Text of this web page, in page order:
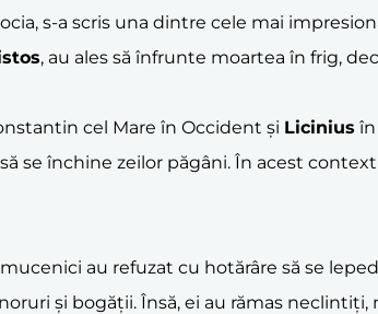
s-a scris una dintre cele mai
, au ales să înfrunte moartea în frig,
cel Mare în Occident și Licinius
se închine zeilor păgâni. În acest
au refuzat cu hotărâre să se
și bogății. Însă, ei au rămas